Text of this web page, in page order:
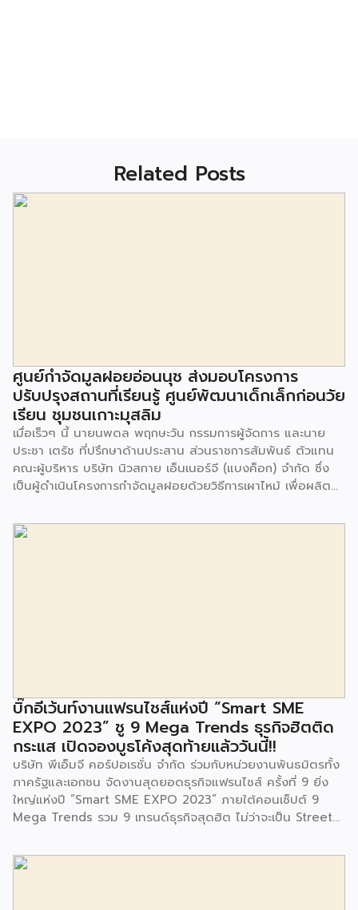
Related Posts
ศูนย์กำจัดมูลฝอยอ่อนนุช ส่งมอบโครงการ
ปรับปรุงสถานที่เรียนรู้ ศูนย์พัฒนาเด็กเล็กก่อนวัย
เรียน ชุมชนเกาะมุสลิม
เมื่อเร็วๆ นี้ นายนพดล พฤกษะวัน กรรมการผู้จัดการ และนาย
ประชา เตรัช ที่ปรึกษาด้านประสาน ส่วนราชการสัมพันธ์ ตัวแทน
คณะผู้บริหาร บริษัท นิวสกาย เอ็นเนอร์จี (แบงค็อก) จํากัด ซึ่ง
เป็นผู้ดำเนินโครงการกำจัดมูลฝอยด้วยวิธีการเผาไหม้ เพื่อผลิต
มูลฝอยอ่อนนุช เป็นประธานในพิธีส่งมอบโครงการปรับปรุงสถาน
ที่เรียนรู้ ศูนย์พัฒนาเด็กเล็ก ก่อนวัยเรียน ชุมชนเกาะมุสลิม แขวง
จนประชาชนในชุมชนและพื้นที่ใกล้เคียง รวมถึงคณะครู ผู้ปกครอง
และนักเรียนจากศูนย์พัฒนาเด็กเล็กก่อนวัยเรียน ชุมชนเกาะมุสลิม
ร่วมเป็นเกียรติในพิธีดังกล่าว โครงการกำจัดมูลฝอยด้วยวิธีการ
เผาไหม้ฯ ยังมีกิจกรรมเพื่อสังคมหรือ CSR อื่นๆ อีกมากมาย กับ
ชุมชนรอบๆ พื้นที่โครงการอย่างต่อเนื่อง อาทิ การลงพื้นที่
ประชาสัมพันธ์ […]
บิ๊กอีเว้นท์งานแฟรนไชส์แห่งปี “Smart SME
EXPO 2023” ชู 9 Mega Trends ธุรกิจฮิตติด
กระแส เปิดจองบูธโค้งสุดท้ายแล้ววันนี้!!
บริษัท พีเอ็มจี คอร์ปอเรชั่น จำกัด ร่วมกับหน่วยงานพันธมิตรทั้ง
ภาครัฐและเอกชน จัดงานสุดยอดธุรกิจแฟรนไชส์ ครั้งที่ 9 ยิ่ง
ใหญ่แห่งปี “Smart SME EXPO 2023” ภายใต้คอนเซ็ปต์ 9
Mega Trends รวม 9 เทรนด์ธุรกิจสุดฮิต ไม่ว่าจะเป็น Street
Trends, Coffee & Beverage Trends, Education Trends,
Health & Wellness Trends, E-Commerce Trends,